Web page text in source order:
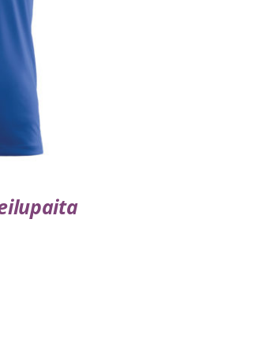
LISÄTIEDOT